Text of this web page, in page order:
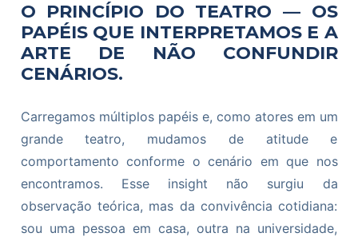
O PRINCÍPIO DO TEATRO — OS
PAPÉIS QUE INTERPRETAMOS E A
ARTE DE NÃO CONFUNDIR
CENÁRIOS.
Carregamos múltiplos papéis e, como atores em um
grande teatro, mudamos de atitude e
comportamento conforme o cenário em que nos
encontramos. Esse insight não surgiu da
observação teórica, mas da convivência cotidiana:
sou uma pessoa em casa, outra na universidade,